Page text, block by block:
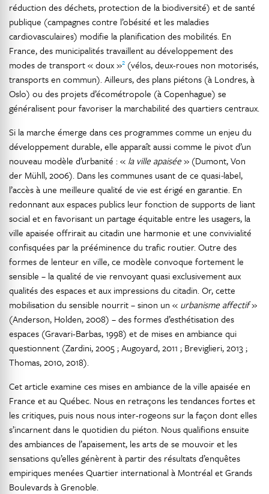
réduction des déchets, protection de la biodiversité) et de santé
publique (campagnes contre l’obésité et les maladies
cardiovasculaires) modifie la planification des mobilités. En
France, des municipalités travaillent au développement des
modes de transport « doux »2 (vélos, deux-roues non motorisés,
transports en commun). Ailleurs, des plans piétons (à Londres, à
Oslo) ou des projets d’écométropole (à Copenhague) se
généralisent pour favoriser la marchabilité des quartiers centraux.
Si la marche émerge dans ces programmes comme un enjeu du
développement durable, elle apparaît aussi comme le pivot d’un
nouveau modèle d’urbanité : « la ville apaisée» (Dumont, Von
der Mühll, 2006). Dans les communes usant de ce quasi-label,
l’accès à une meilleure qualité de vie est érigé en garantie. En
redonnant aux espaces publics leur fonction de supports de liant
social et en favorisant un partage équitable entre les usagers, la
ville apaisée offrirait au citadin une harmonie et une convivialité
confisquées par la prééminence du trafic routier. Outre des
formes de lenteur en ville, ce modèle convoque fortement le
sensible – la qualité de vie renvoyant quasi exclusivement aux
qualités des espaces et aux impressions du citadin. Or, cette
mobilisation du sensible nourrit – sinon un « urbanisme affectif»
(Anderson, Holden, 2008) – des formes d’esthétisation des
espaces (Gravari-Barbas, 1998) et de mises en ambiance qui
questionnent (Zardini, 2005 ; Augoyard, 2011 ; Breviglieri, 2013 ;
Thomas, 2010, 2018).
Cet article examine ces mises en ambiance de la ville apaisée en
France et au Québec. Nous en retraçons les tendances fortes et
les critiques, puis nous nous inter-rogeons sur la façon dont elles
s’incarnent dans le quotidien du piéton. Nous qualifions ensuite
des ambiances de l’apaisement, les arts de se mouvoir et les
sensations qu’elles génèrent à partir des résultats d’enquêtes
empiriques menées Quartier international à Montréal et Grands
Boulevards à Grenoble.